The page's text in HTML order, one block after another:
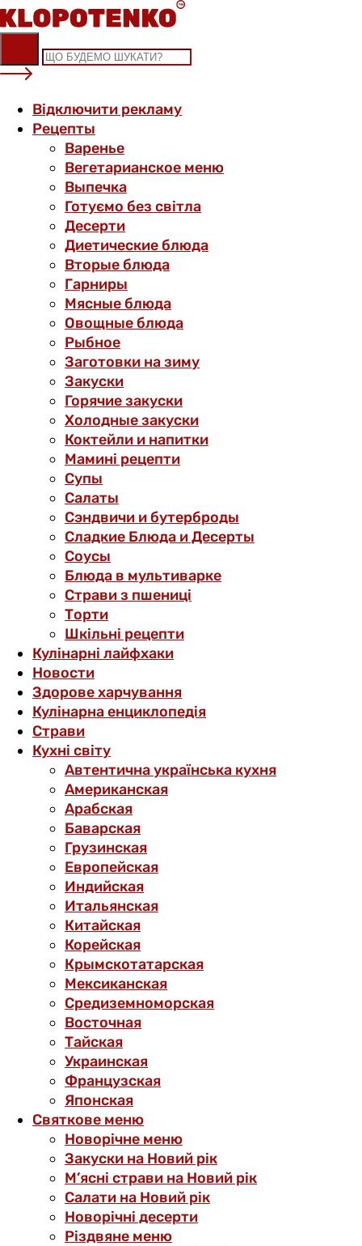
Skip
to
content
Відключити рекламу
Рецепты
Варенье
Вегетарианское меню
Выпечка
Готуємо без світла
Десерти
Диетические блюда
Вторые блюда
Гарниры
Мясные блюда
Овощные блюда
Рыбное
Заготовки на зиму
Закуски
Горячие закуски
Холодные закуски
Коктейли и напитки
Мамині рецепти
Супы
Салаты
Сэндвичи и бутерброды
Сладкие Блюда и Десерты
Соусы
Блюда в мультиварке
Страви з пшениці
Торти
Шкільні рецепти
Кулінарні лайфхаки
Новости
Здорове харчування
Кулінарна енциклопедія
Страви
Кухні світу
Автентична українська кухня
Американская
Арабская
Баварская
Грузинская
Европейская
Индийская
Итальянская
Китайская
Корейская
Крымскотатарская
Мексиканская
Средиземноморская
Восточная
Тайская
Украинская
Французская
Японская
Святкове меню
Новорічне меню
Закуски на Новий рік
М’ясні страви на Новий рік
Салати на Новий рік
Новорічні десерти
Різдвяне меню